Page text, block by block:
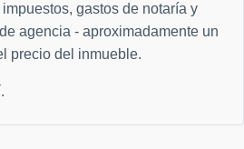
gastos de notaría y
agencia - aproximadamente un
precio del inmueble.
.